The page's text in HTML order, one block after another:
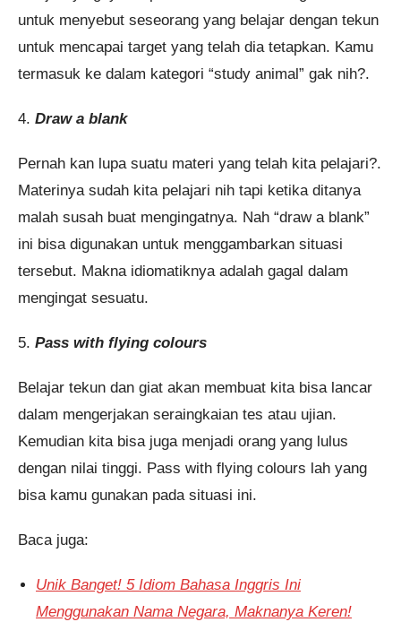
untuk menyebut seseorang yang belajar dengan tekun
untuk mencapai target yang telah dia tetapkan. Kamu
termasuk ke dalam kategori “study animal” gak nih?.
4. Draw a blank
Pernah kan lupa suatu materi yang telah kita pelajari?.
Materinya sudah kita pelajari nih tapi ketika ditanya
malah susah buat mengingatnya. Nah “draw a blank”
ini bisa digunakan untuk menggambarkan situasi
tersebut. Makna idiomatiknya adalah gagal dalam
mengingat sesuatu.
5. Pass with flying colours
Belajar tekun dan giat akan membuat kita bisa lancar
dalam mengerjakan seraingkaian tes atau ujian.
Kemudian kita bisa juga menjadi orang yang lulus
dengan nilai tinggi. Pass with flying colours lah yang
bisa kamu gunakan pada situasi ini.
Baca juga:
Unik Banget! 5 Idiom Bahasa Inggris Ini
Menggunakan Nama Negara, Maknanya Keren!